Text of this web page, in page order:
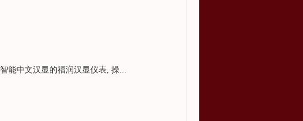
智能中文汉显的福润汉显仪表, 操...